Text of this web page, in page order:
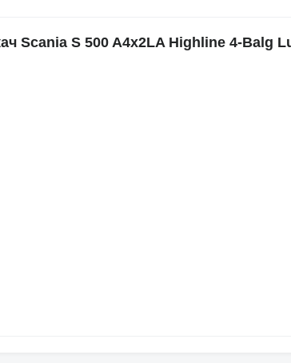
Scania S 500 A4x2LA Highline 4-Balg